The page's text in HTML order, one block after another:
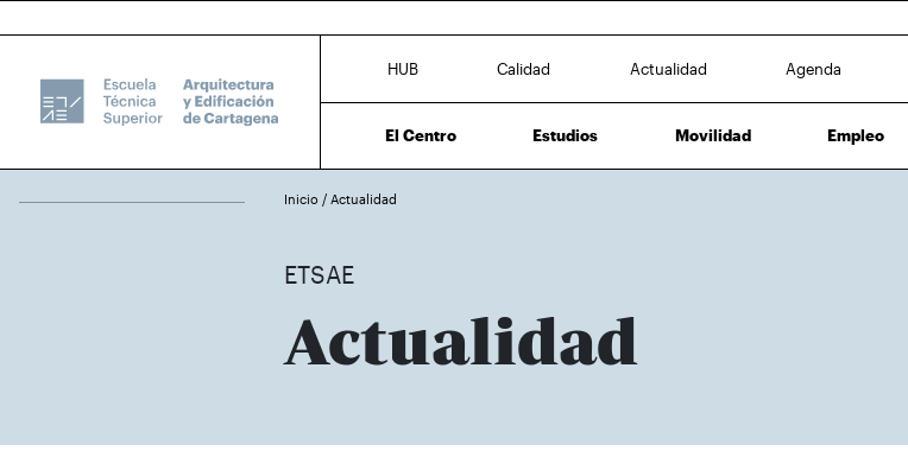
HUB Calidad Actualidad Agenda
El Centro Estudios Movilidad Empleo
Inicio / Actualidad
ETSAE
Actualidad